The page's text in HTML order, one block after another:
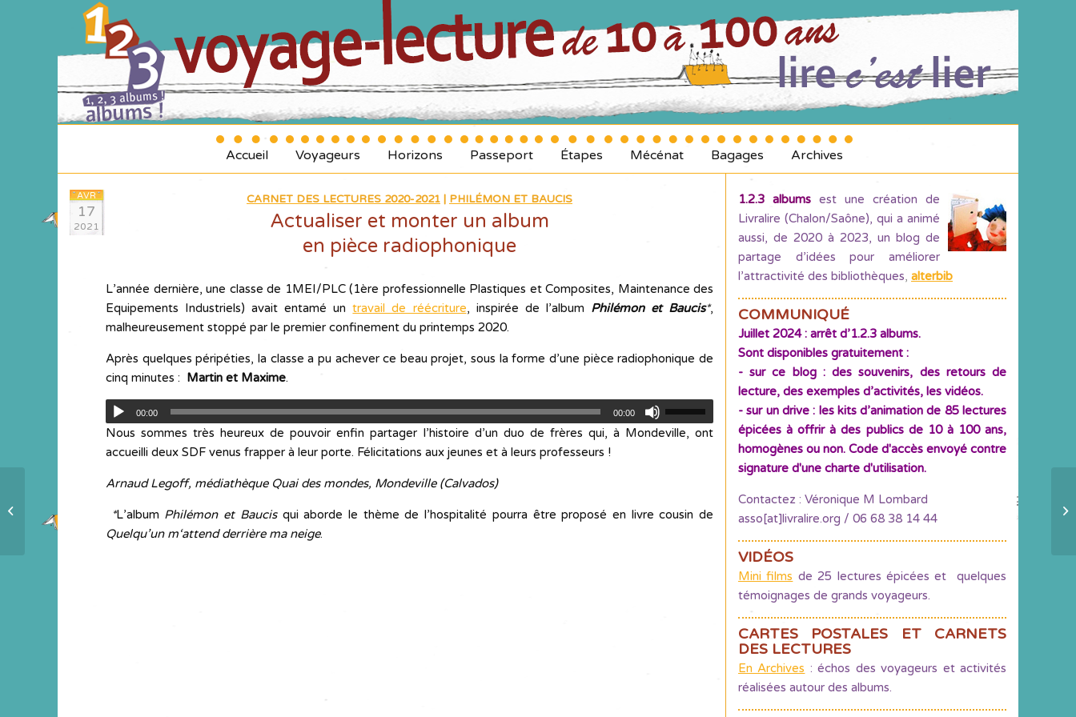
Accueil Voyageurs Horizons Passeport Étapes Mécénat Bagages Archives
AVR
17
2021
CARNET DES LECTURES 2020-2021 PHILÉMON ET BAUCIS
Actualiser et monter un album
en pièce radiophonique
L’année dernière, une classe de 1MEI/PLC (1ère professionnelle Plastiques et Composites, Maintenance des
Equipements Industriels) avait entamé untravail de réécriture, inspirée de l’album Philémon et Baucis*,
malheureusement stoppé par le premier confinement du printemps 2020.
Après quelques péripéties, la classe a pu achever ce beau projet, sous la forme d’une pièce radiophonique de
cinq minutes : Martin et Maxime.
00:00 00:00
Nous sommes très heureux de pouvoir enfin partager l’histoire d’un duo de frères qui, à Mondeville, ont
accueilli deux SDF venus frapper à leur porte. Félicitations aux jeunes et à leurs professeurs !
Arnaud Legoff, médiathèque Quai des mondes, Mondeville (Calvados)
*L’album Philémon et Baucis qui aborde le thème de l’hospitalité pourra être proposé en livre cousin de
Quelqu’un m‘attend derrière ma neige.
1.2.3 albums est une création de
Livralire (Chalon/Saône), qui a animé
aussi, de 2020 à 2023, un blog de
partage d’idées pour améliorer
l’attractivité des bibliothèques, alterbib
COMMUNIQUÉ
Juillet 2024 : arrêt d’1.2.3 albums.
Sont disponibles gratuitement :
- sur ce blog : des souvenirs, des retours de
lecture, des exemples d’activités, les vidéos.
- sur un drive : les kits d’animation de 85 lectures
épicées à offrir à des publics de 10 à 100 ans,
homogènes ou non. Code d'accès envoyé contre
signature d'une charte d'utilisation.
Contactez : Véronique M Lombard
asso[at]livralire.org / 06 68 38 14 44
VIDÉOS
Mini films de 25 lectures épicées et quelques
témoignages de grands voyageurs.
CARTES POSTALES ET CARNETS
DES LECTURES
En Archives : échos des voyageurs et activités
réalisées autour des albums.
plus indispensable que jamais